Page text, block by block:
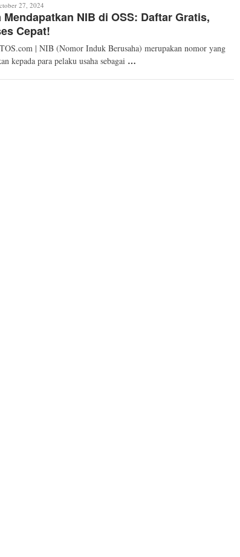
27, 2024
Mendapatkan NIB di OSS: Daftar Gratis,
Cepat!
| NIB (Nomor Induk Berusaha) merupakan nomor yang
kepada para pelaku usaha sebagai …